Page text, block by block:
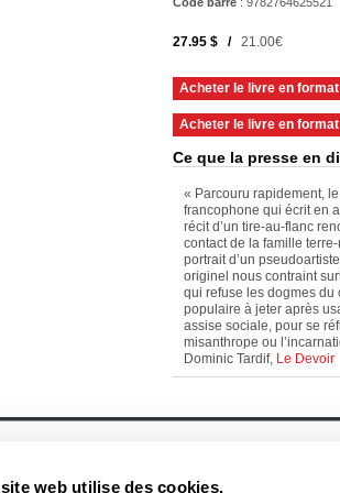
web utilise des cookies.
27.95 $ /21.00€
Acheter le livre en
Acheter le livre en
Ce que la presse en
« Parcouru rapidement,
francophone qui écrit en
récit d’un tire-au-flanc
contact de la famille
portrait d’un
originel nous contraint
qui refuse les dogmes du
populaire à jeter après
assise sociale, pour se
misanthrope ou
Dominic Tardif, Le Devoir
Équipe